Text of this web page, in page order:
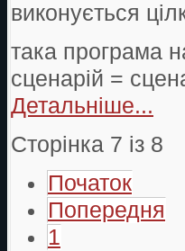
виконується
така програма
сценарій =
Детальніше...
Сторінка 7 із 8
Початок
Попередня
1